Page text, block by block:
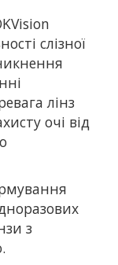
слізної
лінз
очі від
з